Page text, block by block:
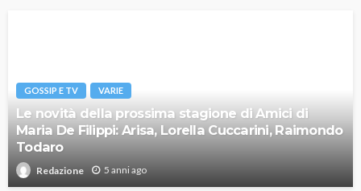
GOSSIP E TV VARIE
Le novità della prossima stagione di Amici di
Maria De Filippi: Arisa, Lorella Cuccarini, Raimondo
Todaro
Redazione 5 anni ago